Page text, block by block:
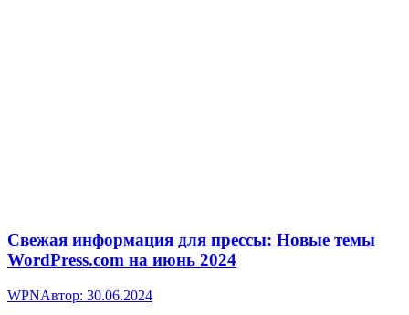
Свежая информация для прессы: Новые темы
WordPress.com на июнь 2024
WPNАвтор: 30.06.2024